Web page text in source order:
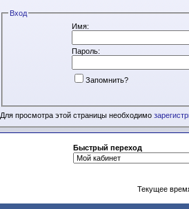
Вход
Имя:
Пароль:
Запомнить?
Для просмотра этой страницы необходимо
Быстрый переход
Текущее